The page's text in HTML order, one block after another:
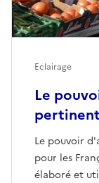
Le
Le pouvoir
pour les
élaboré et
Eclairage